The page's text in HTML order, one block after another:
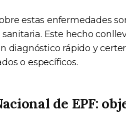
estas enfermedades
Este hecho
diagnóstico rápido y
o específicos.
de EPF: